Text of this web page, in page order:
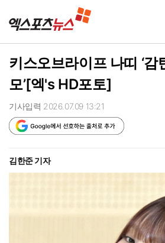
키스오브라이프 나띠 ‘감
모’[엑's HD포토]
기사입력 2026.07.09 13:21
김한준 기자